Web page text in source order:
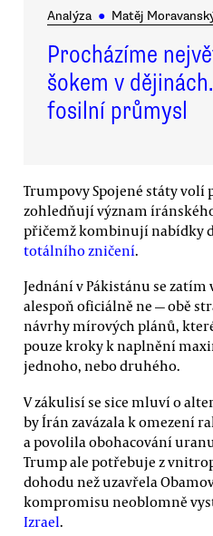
Analýza ● Matěj
Procházíme
šokem v
fosilní průmysl
Trumpovy Spojené státy volí
zohledňují význam
přičemž kombinují nabídky
totálního zničení.
Jednání v Pákistánu se
alespoň oficiálně ne — obě
návrhy mírových plánů,
pouze kroky k naplnění
jednoho, nebo druhého.
V zákulisí se sice mluví o
by Írán zavázala k omezení
a povolila obohacování
Trump ale potřebuje z
dohodu než uzavřela
kompromisu neoblomně
Izrael.